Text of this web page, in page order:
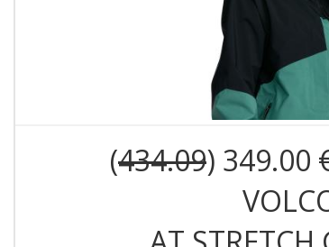
(434.09) 349.00